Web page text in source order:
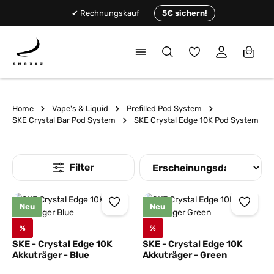
✔ Rechnungskauf 5€ sichern!
Du hast 0
Home Vape's & Liquid
Prefilled Pod System
SKE Crystal Bar Pod System
SKE Crystal Edge 10K Pod System
Neu
%
SKE - Crystal Edge 10K
Akkuträger - Blue
Neu
%
SKE - Crystal Edge 10K
Akkuträger - Green